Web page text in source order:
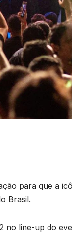
para que a
Brasil.
no line-up do